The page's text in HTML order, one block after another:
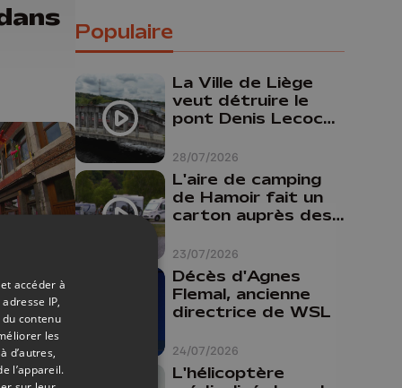
06/2026
Populaire
28/07/2026
La Ville de Liège
veut détruire le
pont Denis Lecocq
budget pour le
faire
23/07/2026
L'aire de camping
de Hamoir fait un
carton auprès des
24/07/2026
Décès d'Agnes
Flemal, ancienne
directrice de WSL
L'hélicoptère
accéder à
IP,
contenu
les
l’appareil.